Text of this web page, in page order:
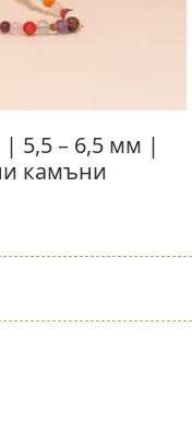
| 5,5 – 6,5 мм |
камъни